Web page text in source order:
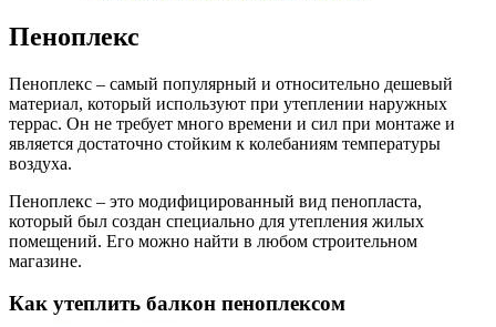
Пеноплекс
Пеноплекс – самый популярный и относительно дешевый
материал, который используют при утеплении наружных
террас. Он не требует много времени и сил при монтаже и
является достаточно стойким к колебаниям температуры
воздуха.
Пеноплекс – это модифицированный вид пенопласта,
который был создан специально для утепления жилых
помещений. Его можно найти в любом строительном
магазине.
Как утеплить балкон пеноплексом